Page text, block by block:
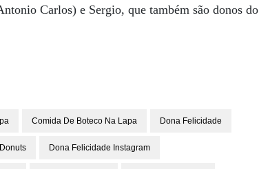
Carlos) e Sergio, que também são donos do
Comida De Boteco Na Lapa Dona Felicidade
Dona Felicidade Instagram